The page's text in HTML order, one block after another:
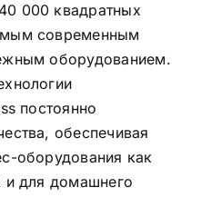
000 квадратных
современным
оборудованием.
постоянно
обеспечивая
оборудования как
и для домашнего